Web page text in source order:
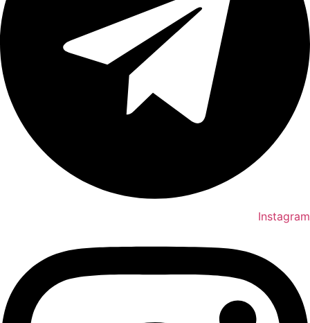
Instagram